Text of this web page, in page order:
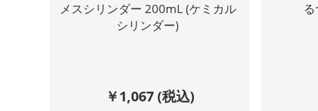
メスシリンダー 200mL (ケミカル
シリンダー)
￥1,067(税込)